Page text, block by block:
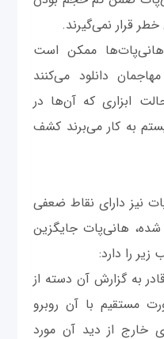
قرار نمی‌گیرند.
هانی‌پات‌ها ممکن است
دانلود می‌کنند
ابزاری که آن‌ها در
به کار می‌برند کشف
نیز دارای نقاط ضعفی
هانی‌پات جایگزین
را دارد:
به گزارش آن دسته از
مستقیم با آن روبرو
خارج از دید آن مورد